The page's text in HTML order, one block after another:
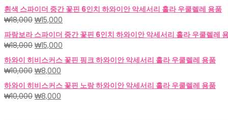
래
가
격:
₩18,000.
재
가
격:
₩15,000.
흰색 스파이더 중간 꽃핀 6인치 하와이안 악세서리 훌라 우쿨렐레 용품
₩18,000 원
래
가
격:
₩18,000.
₩15,000
재
가
격:
₩15,000.
파랑보라 스파이더 중간 꽃핀 6인치 하와이안 악세서리 훌라 우쿨렐레
₩18,000 원
래
가
격:
₩18,000.
₩15,000
재
가
₩15,000.
하와이 히비스커스 꽃핀 핑크 하와이안 악세서리 훌라 우쿨렐레 용품
₩10,000 원
래
가
격:
₩8,000
재
가
격:
하와이 히비스커스 꽃핀 노랑 하와이안 악세서리 훌라 우쿨렐레 용품
₩10,000 원
₩8,000